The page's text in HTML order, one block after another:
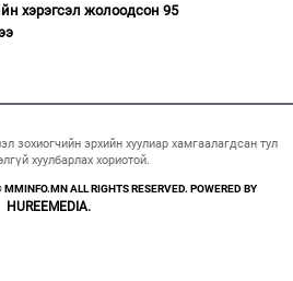
хэрэгсэл жолоодсон 95
зохиогчийн эрхийн хуулиар хамгаалагдсан тул
хуулбарлах хориотой.
ALL RIGHTS RESERVED. POWERED BY
HUREEMEDIA.